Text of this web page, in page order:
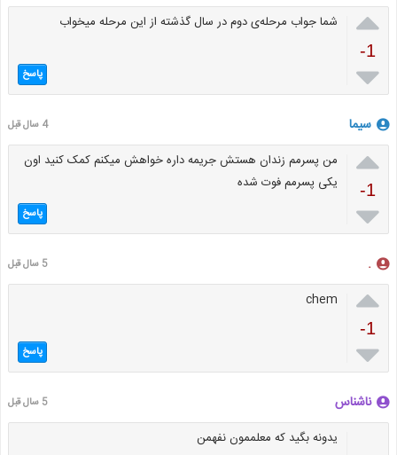

-1

شما جواب مرحله‌ی دوم در سال گذشته از این مرحله میخواب
پاسخ
سیما 4 سال قبل

-1

من پسرمم زندان هستش جریمه داره خواهش میکنم کمک کنید اون
یکی پسرمم فوت شده
پاسخ
. 5 سال قبل

-1

chem
پاسخ
ناشناس 5 سال قبل
یدونه بگید که معلممون نفهمن